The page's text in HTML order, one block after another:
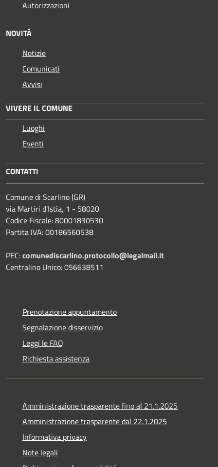
Autorizzazioni
NOVITÀ
Notizie
Comunicati
Avvisi
VIVERE IL COMUNE
Luoghi
Eventi
CONTATTI
Comune di Scarlino (GR)
via Martiri d'Istia, 1 - 58020
Codice Fiscale: 80001830530
Partita IVA: 00186560538
PEC:comunediscarlino.protocollo@legalmail.it
Centralino Unico: 056638511
Prenotazione appuntamento
Segnalazione disservizio
Leggi le FAQ
Richiesta assistenza
Amministrazione trasparente fino al 21.1.2025
Amministrazione trasparente dal 22.1.2025
Informativa privacy
Note legali